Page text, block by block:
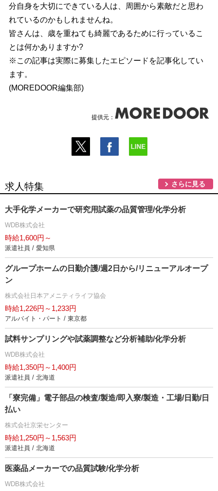
分自身を大切にできている人は、周囲から素敵だと思わ
れているのかもしれませんね。
皆さんは、歳を重ねても綺麗であるために行っているこ
とは何かありますか?
※この記事は実際に募集したエピソードを記事化してい
ます。
(MOREDOOR編集部)
提供元：
求人特集 さらに見る
大手化学メーカーで研究用試薬の品質管理/化学分析
WDB株式会社
時給1,600円～
派遣社員 / 愛知県
グループホームの日勤介護/週2日から/リニューアルオープ
ン
株式会社日本アメニティライフ協会
時給1,226円～1,233円
アルバイト・パート / 東京都
試料サンプリングや試薬調整など分析補助/化学分析
WDB株式会社
時給1,350円～1,400円
派遣社員 / 北海道
「寮完備」電子部品の検査/製造/即入寮/製造・工場/日勤/日
払い
株式会社京栄センター
時給1,250円～1,563円
派遣社員 / 北海道
医薬品メーカーでの品質試験/化学分析
WDB株式会社